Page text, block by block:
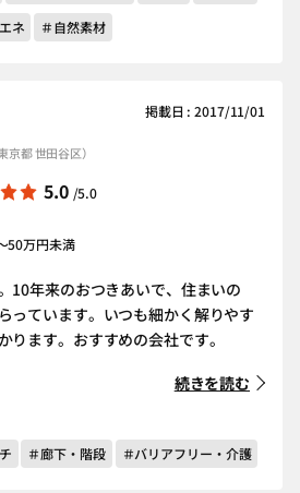
ネ ＃自然素材
掲載日 : 2017/11/01
都 世田谷区）
5.0 /5.0
50万円未満
10年来のおつきあいで、住まいの
っています。いつも細かく解りやす
ります。おすすめの会社です。
続きを読む
＃廊下・階段 ＃バリアフリー・介護